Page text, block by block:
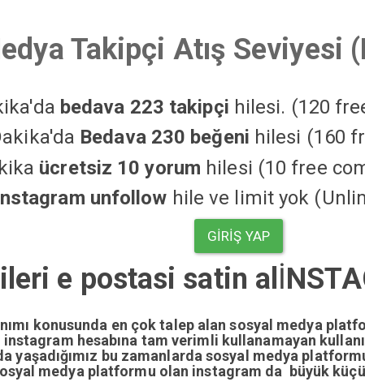
Takipçi Atış Seviyesi
bedava 223 takipçi hilesi. (120
Bedava 230 beğeni hilesi (160
ücretsiz 10 yorum hilesi (10 free
unfollow hile ve limit yok
GIRIŞ YAP
e postasi satin al İ
konusunda en çok talep alan sosyal medya
hesabına tam verimli kullanamayan
yaşadığımız bu zamanlarda sosyal medya
medya platformu olan instagram da büyük